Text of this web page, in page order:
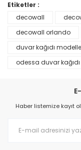
Prime ArtDECO Duvar
Etiketler :
decowall
decowall orlando
duvar kağıdı
odessa duvar kağıdı
Haber listemize kayıt